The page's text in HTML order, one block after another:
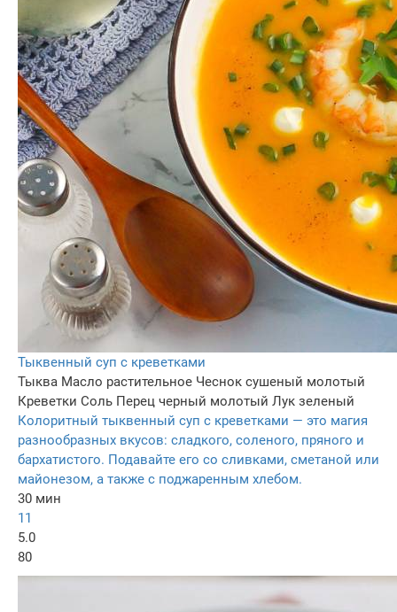
Тыквенный суп с креветками
Тыква Масло растительное Чеснок сушеный молотый
Креветки Соль Перец черный молотый Лук зеленый
Колоритный тыквенный суп с креветками — это магия
разнообразных вкусов: сладкого, соленого, пряного и
бархатистого. Подавайте его со сливками, сметаной или
майонезом, а также с поджаренным хлебом.
30 мин
11
5.0
80